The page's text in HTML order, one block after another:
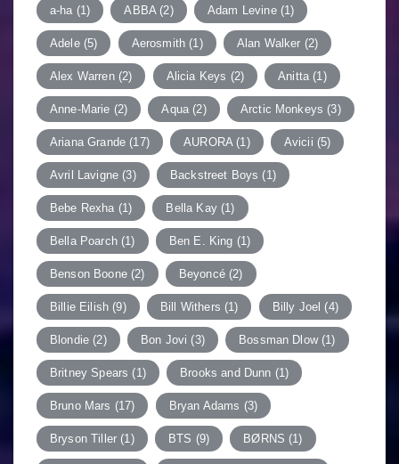
a-ha (1) ABBA(2) Adam Levine(1)
Adele(5) Aerosmith (1) Alan Walker (2)
Alex Warren(2) Alicia Keys (2) Anitta (1)
Anne-Marie (2) Aqua (2) Arctic Monkeys (3)
Ariana Grande (17) AURORA(1) Avicii (5)
Avril Lavigne (3) Backstreet Boys (1)
Bebe Rexha (1) Bella Kay(1)
Bella Poarch(1) Ben E. King (1)
Benson Boone(2) Beyoncé(2)
Billie Eilish (9) Bill Withers (1) Billy Joel (4)
Blondie (2) Bon Jovi (3) Bossman Dlow(1)
Britney Spears (1) Brooks and Dunn (1)
Bruno Mars (17) Bryan Adams (3)
Bryson Tiller (1) BTS (9) BØRNS (1)